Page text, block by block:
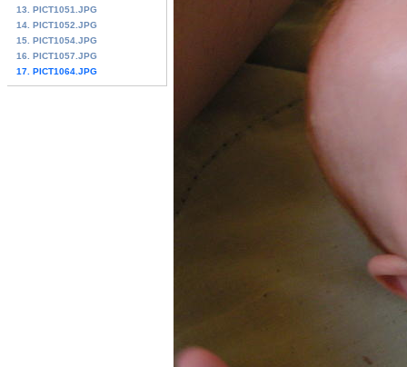
13. PICT1051.JPG
14. PICT1052.JPG
15. PICT1054.JPG
16. PICT1057.JPG
17. PICT1064.JPG